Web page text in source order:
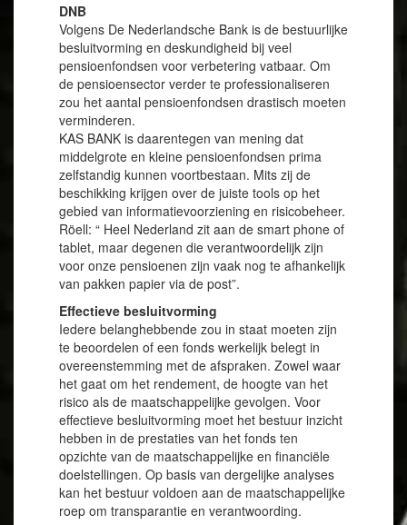
DNB
Volgens De Nederlandsche Bank is de bestuurlijke
besluitvorming en deskundigheid bij veel
pensioenfondsen voor verbetering vatbaar. Om
de pensioensector verder te professionaliseren
zou het aantal pensioenfondsen drastisch moeten
verminderen.
KAS BANK is daarentegen van mening dat
middelgrote en kleine pensioenfondsen prima
zelfstandig kunnen voortbestaan. Mits zij de
beschikking krijgen over de juiste tools op het
gebied van informatievoorziening en risicobeheer.
Röell: “ Heel Nederland zit aan de smart phone of
tablet, maar degenen die verantwoordelijk zijn
voor onze pensioenen zijn vaak nog te afhankelijk
van pakken papier via de post”.
Effectieve besluitvorming
Iedere belanghebbende zou in staat moeten zijn
te beoordelen of een fonds werkelijk belegt in
overeenstemming met de afspraken. Zowel waar
het gaat om het rendement, de hoogte van het
risico als de maatschappelijke gevolgen. Voor
effectieve besluitvorming moet het bestuur inzicht
hebben in de prestaties van het fonds ten
opzichte van de maatschappelijke en financiële
doelstellingen. Op basis van dergelijke analyses
kan het bestuur voldoen aan de maatschappelijke
roep om transparantie en verantwoording.